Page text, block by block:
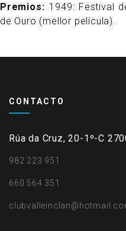
Premios
1949: Festival
de Ouro (mellor película).
CONTACTO
Rúa da Cruz, 20-1º-C
982 223 951
660 564 351